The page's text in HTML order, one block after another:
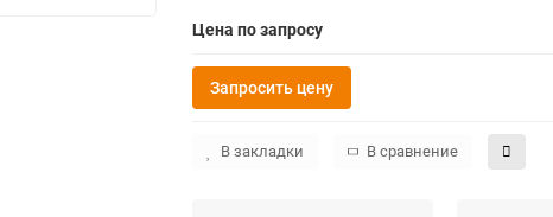
Цена по запросу
Запросить цену
В закладки В сравнение